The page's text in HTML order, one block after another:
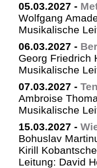
05.03.2027 -
Wolfgang
Musikalische
06.03.2027 -
Georg Friedrich
Musikalische
07.03.2027 -
Ambroise
Musikalische
15.03.2027 -
Bohuslav
Kirill
Leitung: David